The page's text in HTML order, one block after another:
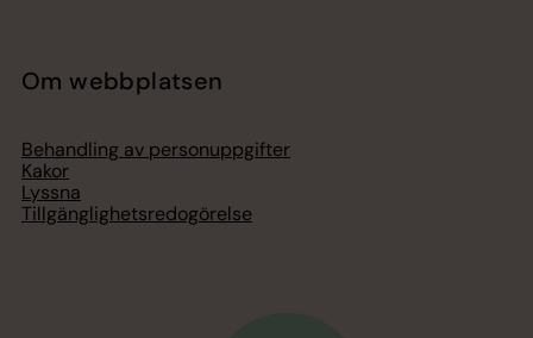
Om webbplatsen
Behandling av personuppgifter
Kakor
Lyssna
Tillgänglighetsredogörelse